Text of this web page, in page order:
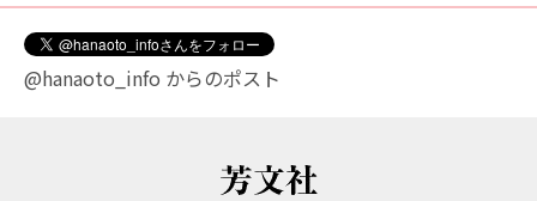
@hanaoto_info からのポスト